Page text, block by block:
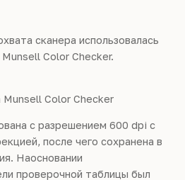
сканера использовалась
Color Checker.
Munsell Color Checker
с разрешением 600 dpi с
после чего сохранена в
Наосновании
проверочной таблицы был